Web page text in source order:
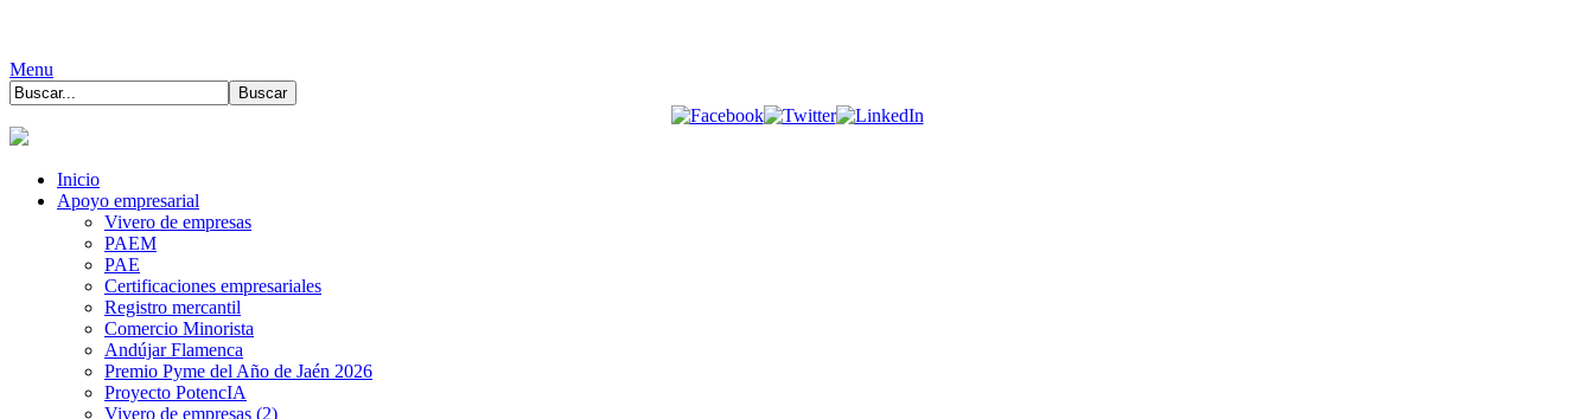
Menu
Inicio
Apoyo empresarial
Vivero de empresas
PAEM
PAE
Certificaciones empresariales
Registro mercantil
Comercio Minorista
Andújar Flamenca
Premio Pyme del Año de Jaén 2026
Proyecto PotencIA
Vivero de empresas (2)